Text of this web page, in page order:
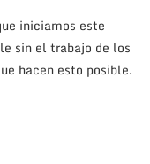
iniciamos este
sin el trabajo de los
hacen esto posible.